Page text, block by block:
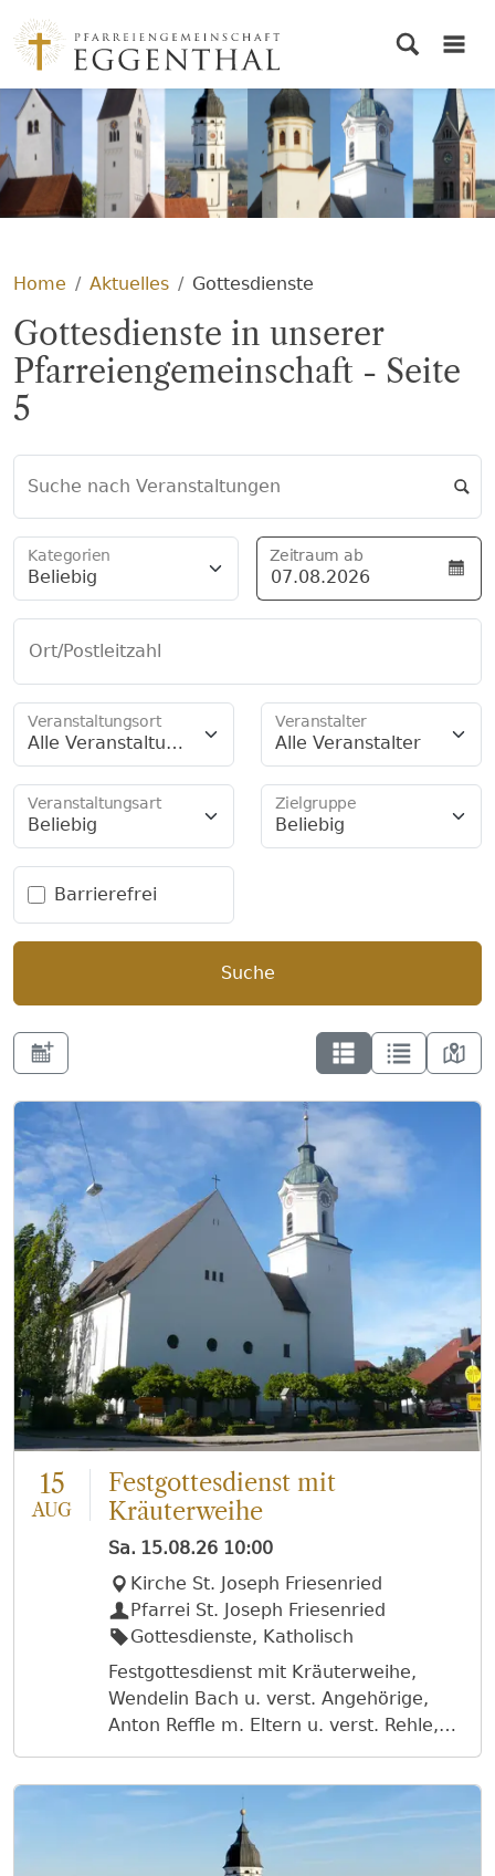
Home Aktuelles Gottesdienste
Gottesdienste in unserer
Pfarreiengemeinschaft - Seite
5
Suche nach Veranstaltungen
Beliebig
Kategorien Zeitraum ab
Suche
Ort/Postleitzahl
Alle Veranstaltung
sorte
Veranstaltungsort
Alle Veranstalter
Veranstalter
Beliebig
Veranstaltungsart
Beliebig
Zielgruppe
Barrierefrei
15
AUG
Festgottesdienst mit
Kräuterweihe
Sa. 15.08.26 10:00
Kirche St. Joseph Friesenried
Pfarrei St. Joseph Friesenried
Gottesdienste, Katholisch
Festgottesdienst mit Kräuterweihe,
Wendelin Bach u. verst. Angehörige,
Anton Reffle m. Eltern u. verst. Rehle,
Rosmarie Klimm, verst. d. Fam. Klimm